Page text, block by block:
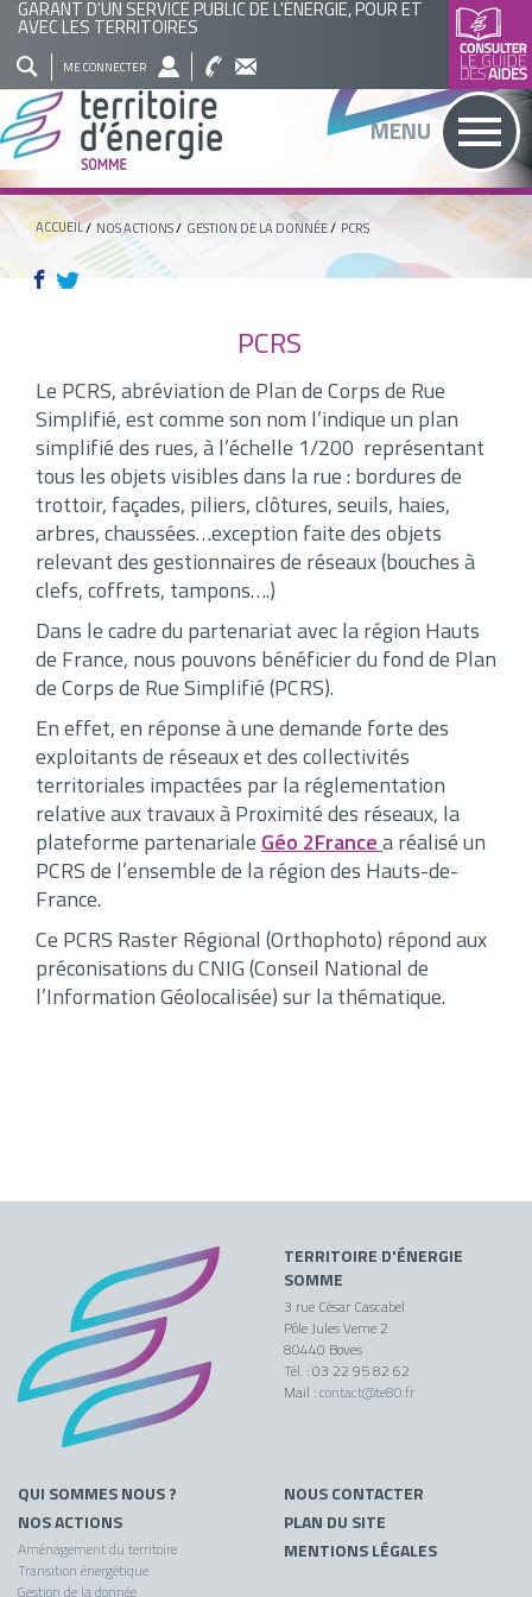
GARANT D'UN SERVICE PUBLIC DE L'ÉNERGIE, POUR ET
AVEC LES TERRITOIRES
ME CONNECTER
RECHERCHER MENU
ACCUEIL NOS ACTIONS GESTION DE LA DONNÉE PCRS
PCRS
Le PCRS, abréviation de Plan de Corps de Rue
Simplifié, est comme son nom l’indique un plan
simplifié des rues, à l’échelle 1/200 représentant
tous les objets visibles dans la rue : bordures de
trottoir, façades, piliers, clôtures, seuils, haies,
arbres, chaussées…exception faite des objets
relevant des gestionnaires de réseaux (bouches à
clefs, coffrets, tampons….)
Dans le cadre du partenariat avec la région Hauts
de France, nous pouvons bénéficier du fond de Plan
de Corps de Rue Simplifié (PCRS).
En effet, en réponse à une demande forte des
exploitants de réseaux et des collectivités
territoriales impactées par la réglementation
relative aux travaux à Proximité des réseaux, la
plateforme partenariale Géo 2Francea réalisé un
PCRS de l’ensemble de la région des Hauts-de-
France.
Ce PCRS Raster Régional (Orthophoto) répond aux
préconisations du CNIG (Conseil National de
l’Information Géolocalisée) sur la thématique.
TERRITOIRE D'ÉNERGIE
SOMME
3 rue César Cascabel
Pôle Jules Verne 2
80440 Boves
Tél. : 03 22 95 82 62
Mail :contact@te80.fr
QUI SOMMES NOUS ?
NOS ACTIONS
Aménagement du territoire
Transition énergétique
Gestion de la donnée
NOUS CONTACTER
PLAN DU SITE
MENTIONS LÉGALES
QUI
SOMMES
NOUS
?
NOS
ACTIONS
ACTUALITÉS
AGENDA
BASE
DOCUMENTAIRE